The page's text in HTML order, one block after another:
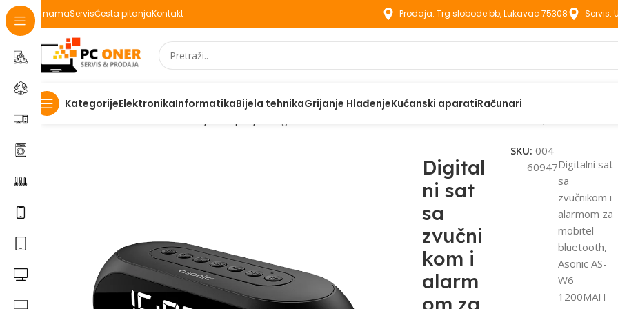
O namaServisČesta pitanjaKontakt Prodaja: Trg slobode bb, Lukavac 75308 Servis:
KategorijeElektronikaInformatikaBijela tehnikaGrijanje HlađenjeKućanski aparatiRačunari
Početna
Digital
ni sat
sa
zvučni
kom i
alarm
om za
SKU:004-
60947Digitalni sat
sa
zvučnikom i
alarmom za
mobitel
bluetooth,
Asonic AS-
W6
1200MAH